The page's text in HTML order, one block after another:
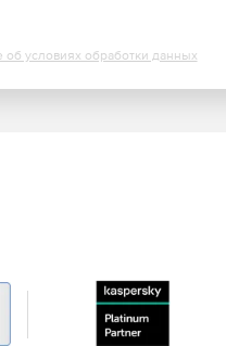
условиях обработки данных